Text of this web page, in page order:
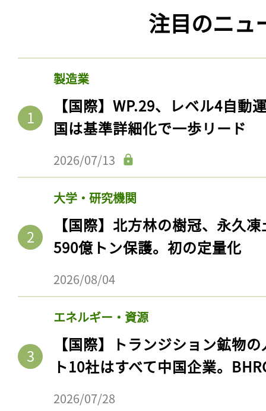
注目のニュ
製造業
【国際】WP.29、レベル4自動
国は基準詳細化で一歩リード
2026/07/13
大学・研究機関
【国際】北方林の樹冠、永久
590億トン保護。初の定量化
2026/08/04
エネルギー・資源
【国際】トランジション鉱物
ト10社はすべて中国企業。
2026/07/28